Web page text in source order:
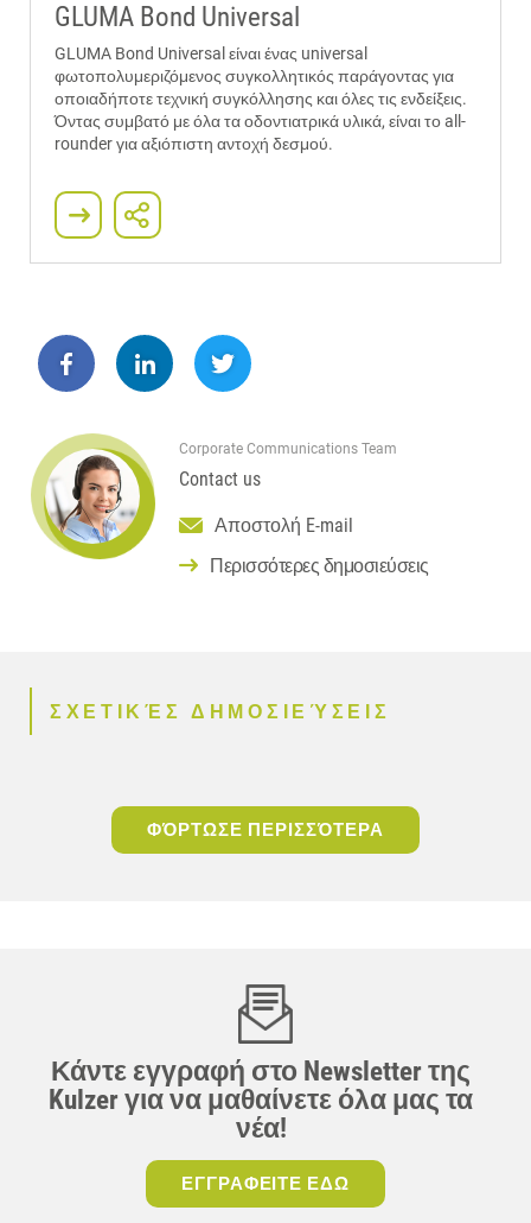
GLUMA Bond Universal
GLUMA Bond Universal είναι ένας universal
φωτοπολυμεριζόμενος συγκολλητικός παράγοντας για
οποιαδήποτε τεχνική συγκόλλησης και όλες τις ενδείξεις.
Όντας συμβατό με όλα τα οδοντιατρικά υλικά, είναι το all-
rounder για αξιόπιστη αντοχή δεσμού.
Corporate Communications Team
Contact us
Αποστολή E-mail
Περισσότερες δημοσιεύσεις
ΣΧΕΤΙΚΈΣ ΔΗΜΟΣΙΕΎΣΕΙΣ
ΦΌΡΤΩΣΕ ΠΕΡΙΣΣΌΤΕΡΑ
Κάντε εγγραφή στο Newsletter της
Kulzer για να μαθαίνετε όλα μας τα
νέα!
ΕΓΓΡΑΦΕΙΤΕ ΕΔΩ